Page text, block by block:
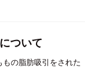
ついて
の脂肪吸引をされた